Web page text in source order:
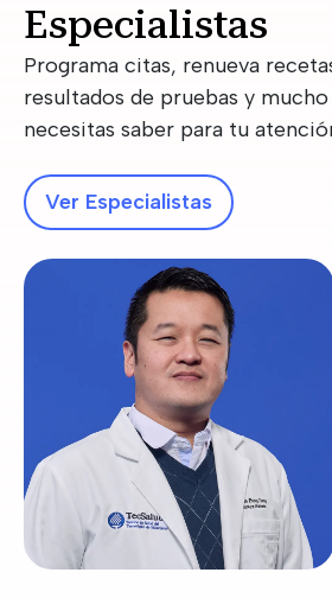
Especialistas
Programa citas, renueva
resultados de pruebas y
necesitas saber para tu
Ver Especialistas